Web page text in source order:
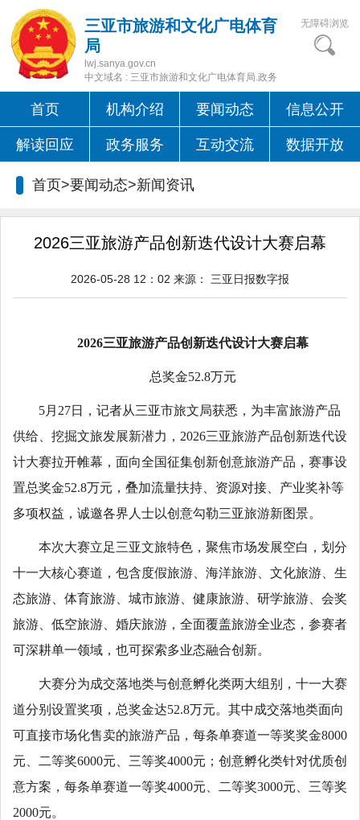
三亚市旅游和文化广电体育
局
lwj.sanya.gov.cn
中文域名 : 三亚市旅游和文化广电体育局.政务
无障碍浏览
首页 机构介绍 要闻动态 信息公开
解读回应 政务服务 互动交流 数据开放
首页>要闻动态>新闻资讯
2026三亚旅游产品创新迭代设计大赛启幕
2026-05-28 12：02 来源： 三亚日报数字报
2026三亚旅游产品创新迭代设计大赛启幕
总奖金52.8万元
5月27日，记者从三亚市旅文局获悉，为丰富旅游产品
供给、挖掘文旅发展新潜力，2026三亚旅游产品创新迭代设
计大赛拉开帷幕，面向全国征集创新创意旅游产品，赛事设
置总奖金52.8万元，叠加流量扶持、资源对接、产业奖补等
多项权益，诚邀各界人士以创意勾勒三亚旅游新图景。
本次大赛立足三亚文旅特色，聚焦市场发展空白，划分
十一大核心赛道，包含度假旅游、海洋旅游、文化旅游、生
态旅游、体育旅游、城市旅游、健康旅游、研学旅游、会奖
旅游、低空旅游、婚庆旅游，全面覆盖旅游全业态，参赛者
可深耕单一领域，也可探索多业态融合创新。
大赛分为成交落地类与创意孵化类两大组别，十一大赛
道分别设置奖项，总奖金达52.8万元。其中成交落地类面向
可直接市场化售卖的旅游产品，每条单赛道一等奖奖金8000
元、二等奖6000元、三等奖4000元；创意孵化类针对优质创
意方案，每条单赛道一等奖4000元、二等奖3000元、三等奖
2000元。